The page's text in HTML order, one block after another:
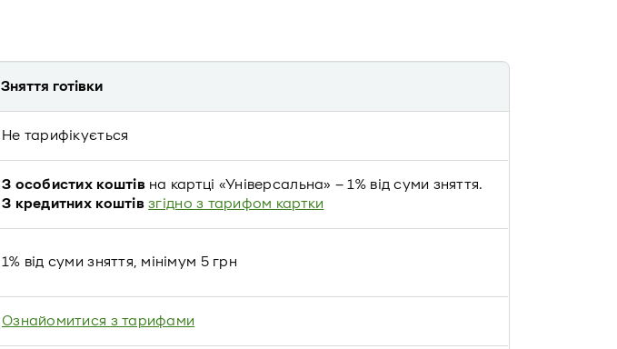
Зняття готівки
Не тарифікується
З особистих коштів на картці «Універсальна» – 1% від суми зняття.
З кредитних коштів згідно з тарифом картки
1% від суми зняття, мінімум 5 грн
Ознайомитися з тарифами